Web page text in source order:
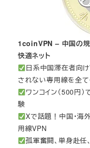
1coinVPN – 中国の規
快適ネット
日系中国滞在者向
されない専用線を全
ワンコイン（500円）
験
Xで話題！中国・海
用線VPN
孤軍奮闘、単身赴